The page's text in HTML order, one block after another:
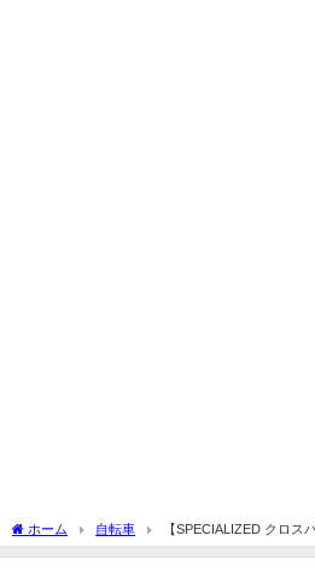
ホーム 自転車
【SPECIALIZED クロス
す☆